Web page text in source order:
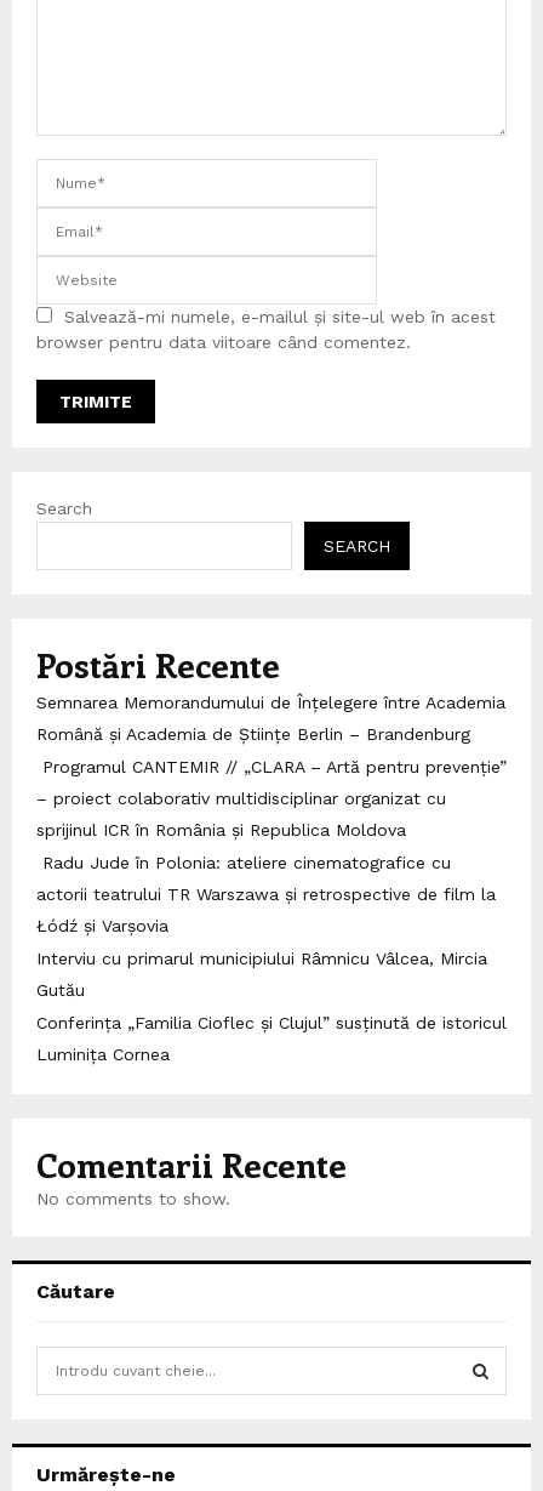
Salvează-mi numele, e-mailul și site-ul web în acest
browser pentru data viitoare când comentez.
Search
SEARCH
Postări Recente
Semnarea Memorandumului de Înțelegere între Academia
Română și Academia de Științe Berlin – Brandenburg
Programul CANTEMIR // „CLARA – Artă pentru prevenție”
– proiect colaborativ multidisciplinar organizat cu
sprijinul ICR în România și Republica Moldova
Radu Jude în Polonia: ateliere cinematografice cu
actorii teatrului TR Warszawa și retrospective de film la
Łódź și Varșovia
Interviu cu primarul municipiului Râmnicu Vâlcea, Mircia
Gutău
Conferința „Familia Cioflec și Clujul” susținută de istoricul
Luminița Cornea
Comentarii Recente
No comments to show.
Căutare
h
Urmărește-ne